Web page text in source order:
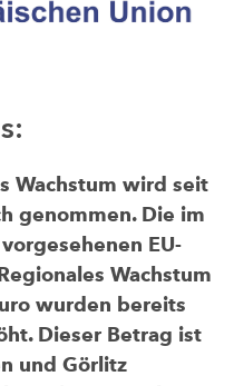
Wachstum wird seit
genommen. Die im
EU-
Wachstum
wurden bereits
Dieser Betrag ist
und Görlitz